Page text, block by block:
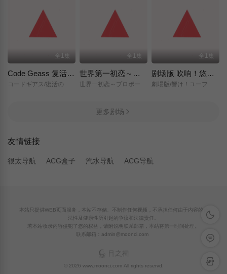
全1集
Code Geass 复活的鲁路修
全1集
世界第一初恋～求婚篇～
全1集
剧场版 吹响！悠风号～想要传达的旋律～
更多剧场
友情链接
很太导航 ACG盒子 汽水导航 ACG导航
深色模
留言反
APP下
本站只提供WEB页面服务，本站不存储、不制作任何视频，不承担任何由于内容的合
法性及健康性所引起的争议和法律责任。
若本站收录内容侵犯了您的权益，请附说明联系邮箱，本站将第一时间处理。
联系邮箱：admin@moonci.com
© 2026 www.moonci.com All rights reservd.